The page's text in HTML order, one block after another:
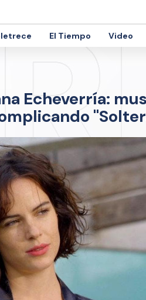
El Tiempo Video
Echeverría: